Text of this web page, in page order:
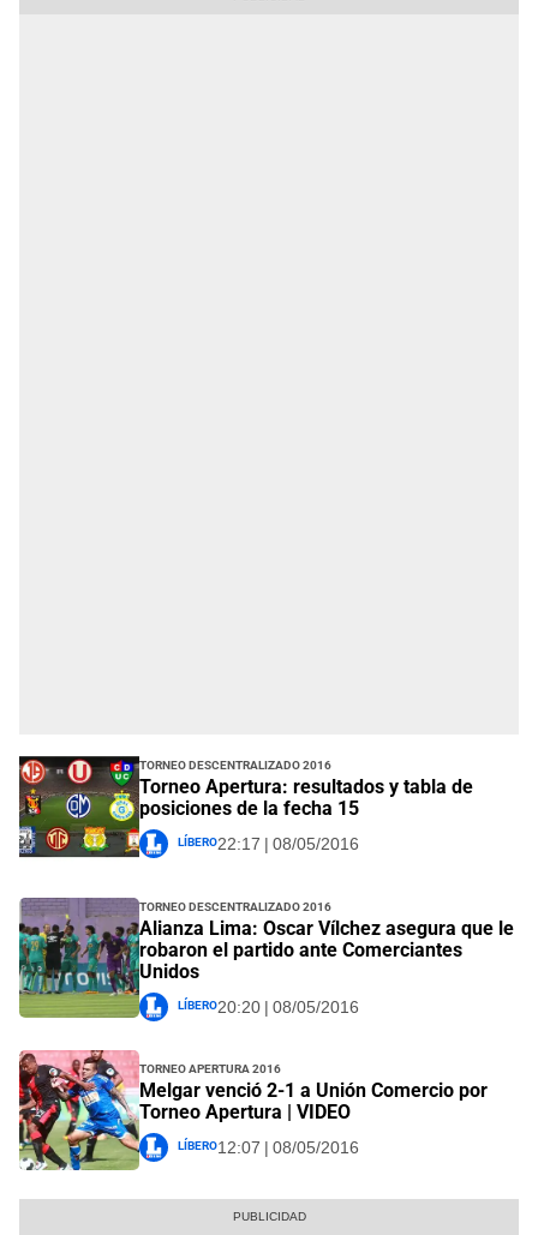
Torneo Descentralizado 2016
Torneo Apertura: resultados y tabla de
posiciones de la fecha 15
Líbero22:17 | 08/05/2016
Torneo Descentralizado 2016
Alianza Lima: Oscar Vílchez asegura que le
robaron el partido ante Comerciantes
Unidos
Líbero20:20 | 08/05/2016
Torneo Apertura 2016
Melgar venció 2-1 a Unión Comercio por
Torneo Apertura | VIDEO
Líbero12:07 | 08/05/2016